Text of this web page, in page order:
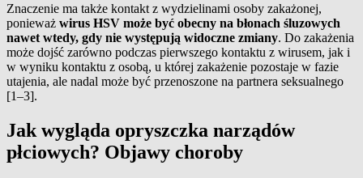
Znaczenie ma także kontakt z wydzielinami osoby zakażonej,
ponieważ wirus HSV może być obecny na błonach śluzowych
nawet wtedy, gdy nie występują widoczne zmiany. Do zakażenia
może dojść zarówno podczas pierwszego kontaktu z wirusem, jak i
w wyniku kontaktu z osobą, u której zakażenie pozostaje w fazie
utajenia, ale nadal może być przenoszone na partnera seksualnego
[1–3].
Jak wygląda opryszczka narządów
płciowych? Objawy choroby